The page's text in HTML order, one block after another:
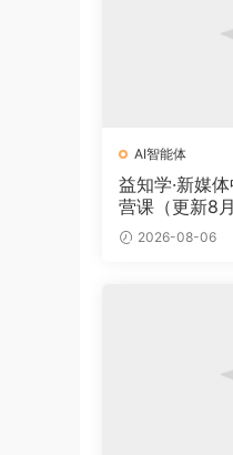
AI智能体
益知学·新媒
营课（更新8月
2026-08-06